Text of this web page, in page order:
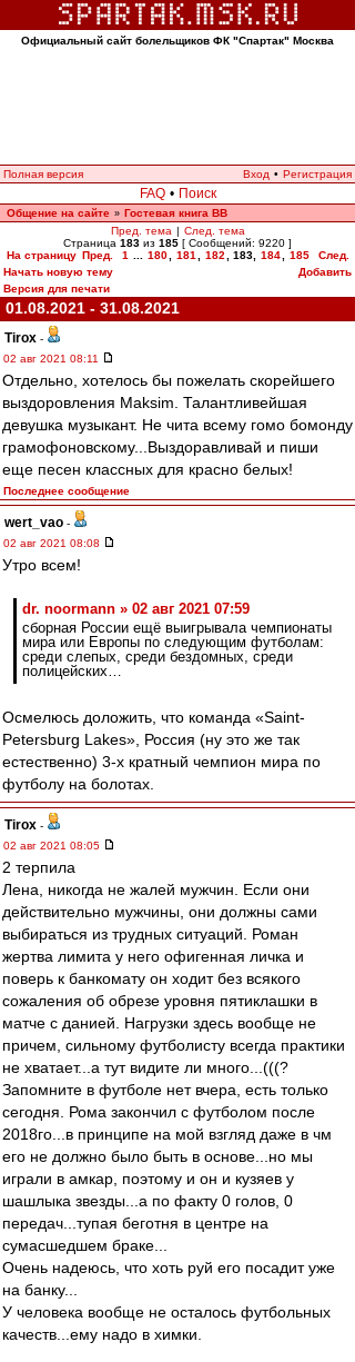
Официальный сайт болельщиков ФК "Спартак" Москва
Полная версия Вход • Регистрация
FAQ • Поиск
Общение на сайте » Гостевая книга ВВ
Пред. тема | След. тема
Страница 183 из 185 [ Сообщений: 9220 ]
На страницу Пред. 1 180 181 182 183, 184 185
След.
Начать новую тему
Добавить
Версия для печати
01.08.2021 - 31.08.2021
Tirox -
02 авг 2021 08:11
Отдельно, хотелось бы пожелать скорейшего
выздоровления Maksim. Талантливейшая
девушка музыкант. Не чита всему гомо бомонду
грамофоновскому...Выздоравливай и пиши
еще песен классных для красно белых!
Последнее сообщение
wert_vao -
02 авг 2021 08:08
Утро всем!
dr. noormann » 02 авг 2021 07:59
сборная России ещё выигрывала чемпионаты
мира или Европы по следующим футболам:
среди слепых, среди бездомных, среди
полицейских…
Осмелюсь доложить, что команда «Saint-
Petersburg Lakes», Россия (ну это же так
естественно) 3-х кратный чемпион мира по
футболу на болотах.
Tirox -
02 авг 2021 08:05
2 терпила
Лена, никогда не жалей мужчин. Если они
действительно мужчины, они должны сами
выбираться из трудных ситуаций. Роман
жертва лимита у него офигенная личка и
поверь к банкомату он ходит без всякого
сожаления об обрезе уровня пятиклашки в
матче с данией. Нагрузки здесь вообще не
причем, сильному футболисту всегда практики
не хватает...а тут видите ли много...(((?
Запомните в футболе нет вчера, есть только
сегодня. Рома закончил с футболом после
2018го...в принципе на мой взгляд даже в чм
его не должно было быть в основе...но мы
играли в амкар, поэтому и он и кузяев у
шашлыка звезды...а по факту 0 голов, 0
передач...тупая беготня в центре на
сумасшедшем браке...
Очень надеюсь, что хоть руй его посадит уже
на банку...
У человека вообще не осталось футбольных
качеств...ему надо в химки.